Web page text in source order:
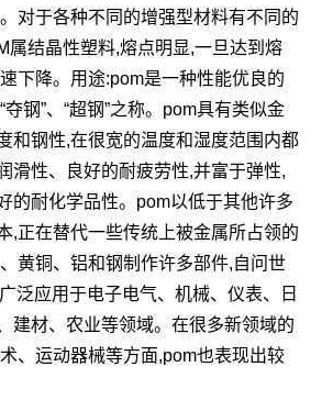
对于各种不同的增强型材料有不同的
属结晶性塑料,熔点明显,一旦达到熔
下降。用途:pom是一种性能优良的
夺钢”、“超钢”之称。pom具有类似金
和钢性,在很宽的温度和湿度范围内都
滑性、良好的耐疲劳性,并富于弹性,
的耐化学品性。pom以低于其他许多
,正在替代一些传统上被金属所占领的
黄铜、铝和钢制作许多部件,自问世
泛应用于电子电气、机械、仪表、日
建材、农业等领域。在很多新领域的
、运动器械等方面,pom也表现出较